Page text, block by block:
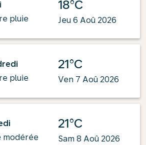
pluie
18°C
Jeu 6 Aoû 2026
pluie
21°C
Ven 7 Aoû 2026
modérée
21°C
Sam 8 Aoû 2026